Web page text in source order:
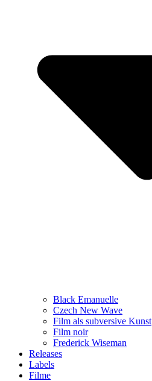
Black Emanuelle
Czech New Wave
Film als subversive Kunst
Film noir
Frederick Wiseman
Releases
Labels
Filme